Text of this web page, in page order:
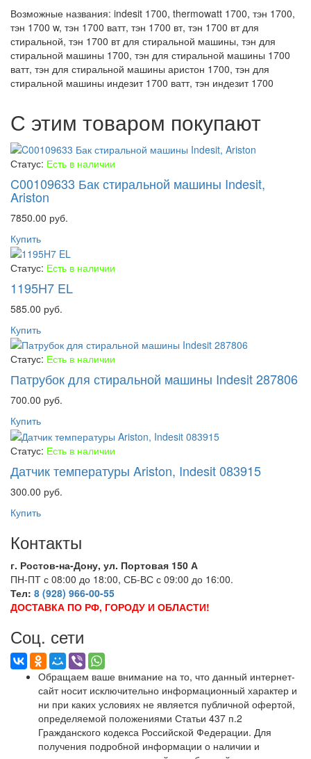
Возможные названия: indesit 1700, thermowatt 1700, тэн 1700,
тэн 1700 w, тэн 1700 ватт, тэн 1700 вт, тэн 1700 вт для
стиральной, тэн 1700 вт для стиральной машины, тэн для
стиральной машины 1700, тэн для стиральной машины 1700
ватт, тэн для стиральной машины аристон 1700, тэн для
стиральной машины индезит 1700 ватт, тэн индезит 1700
С этим товаром покупают
Статус: Есть в наличии
C00109633 Бак стиральной машины Indesit,
Ariston
7850.00 руб.
Купить
Статус: Есть в наличии
1195H7 EL
585.00 руб.
Купить
Статус: Есть в наличии
Патрубок для стиральной машины Indesit 287806
700.00 руб.
Купить
Статус: Есть в наличии
Датчик температуры Ariston, Indesit 083915
300.00 руб.
Купить
Контакты
г. Ростов-на-Дону, ул. Портовая 150 А
ПН-ПТ с 08:00 до 18:00, СБ-ВС с 09:00 до 16:00.
Тел: 8 (928) 966-00-55
ДОСТАВКА ПО РФ, ГОРОДУ И ОБЛАСТИ!
Соц. сети
Обращаем ваше внимание на то, что данный интернет-
сайт носит исключительно информационный характер и
ни при каких условиях не является публичной офертой,
определяемой положениями Статьи 437 п.2
Гражданского кодекса Российской Федерации. Для
получения подробной информации о наличии и